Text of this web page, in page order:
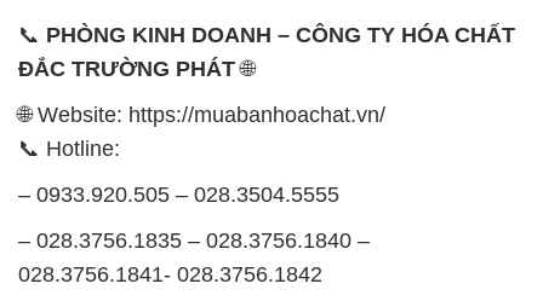
📞 PHÒNG KINH DOANH – CÔNG TY HÓA CHẤT
ĐẮC TRƯỜNG PHÁT🌐
🌐 Website: https://muabanhoachat.vn/
📞 Hotline:
– 0933.920.505 – 028.3504.5555
– 028.3756.1835 – 028.3756.1840 –
028.3756.1841- 028.3756.1842